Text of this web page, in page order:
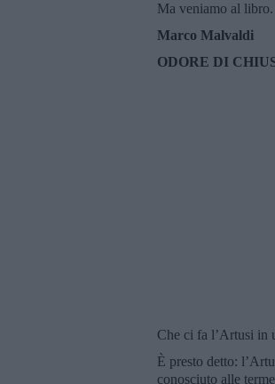
Ma veniamo al libro.
Marco Malvaldi
ODORE DI
Che ci fa l’Artusi in
È presto detto:
conosciuto alle